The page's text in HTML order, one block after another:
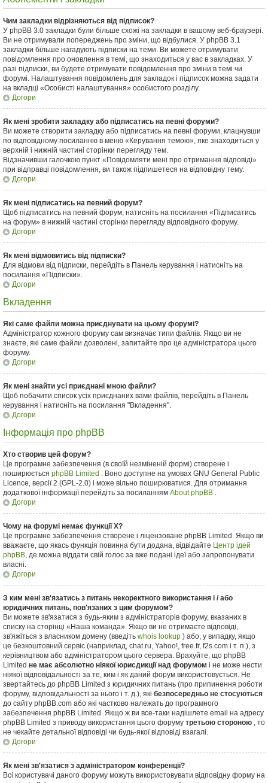
Чим закладки відрізняються від підписок?
У phpBB 3.0 закладки були більше схожі на закладки в вашому веб-браузері.
Ви не отримували попереджень про зміни, що відбулися. У phpBB 3.1
закладки більше нагадують підписки на теми. Ви можете отримувати
повідомлення про оновлення в темі, що знаходиться у вас в закладках. У
разі підписки, ви будете отримувати повідомлення про зміни в темі чи
форумі. Налаштування повідомлень для закладок і підписок можна задати
на вкладці «Особисті налаштування» особистого розділу.
Догори
Як мені зробити закладку або підписатись на певні форуми?
Ви можете створити закладку або підписатись на певні форуми, клацнувши
по відповідному посиланню в меню «Керування темою», яке знаходиться у
верхній і нижній частині сторінки перегляду тем.
Відзначивши галочкою пункт «Повідомляти мені про отримання відповіді»
при відправці повідомлення, ви також підпишетеся на відповідну тему.
Догори
Як мені підписатись на певний форум?
Щоб підписатись на певний форум, натисніть на посилання «Підписатись
на форум» в нижній частині сторінки перегляду відповідного форуму.
Догори
Як мені відмовитись від підписки?
Для відмови від підписки, перейдіть в Панель керування і натисніть на
посилання «Підписки».
Догори
Вкладення
Які саме файли можна приєднувати на цьому форумі?
Адміністратор кожного форуму сам визначає типи файлів. Якщо ви не
знаєте, які саме файли дозволені, запитайте про це адміністратора цього
форуму.
Догори
Як мені знайти усі приєднані мною файли?
Щоб побачити список усіх приєднаних вами файлів, перейдіть в Панель
керування і натисніть на посилання "Вкладення".
Догори
Інформація про phpBB
Хто створив цей форум?
Це програмне забезпечення (в своїй незміненій формі) створене і
поширюється phpBB Limited . Воно доступне на умовах GNU General Public
Licence, версії 2 (GPL-2.0) і може вільно поширюватися. Для отримання
додаткової інформації перейдіть за посиланням About phpBB .
Догори
Чому на форумі немає функції X?
Це програмне забезпечення створене і ліцензоване phpBB Limited. Якщо ви
вважаєте, що якась функція повинна бути додана, відвідайте Центр ідей
phpBB, де можна віддати свій голос за вже подані ідеї або запропонувати
власні.
Догори
З ким мені зв'язатись з питань некоректного використання і / або
юридичних питань, пов'язаних з цим форумом?
Ви можете зв'язатися з будь-яким з адміністраторів форуму, вказаних в
списку на сторінці «Наша команда». Якщо ви не отримаєте відповіді,
зв'яжіться з власником домену (введіть whois lookup ) або, у випадку, якщо
це безкоштовний сервіс (наприклад, chat.ru, Yahoo!, free.fr, f2s.com і т. п.), з
керівництвом або адміністратором цього сервера. Врахуйте, що phpBB
Limited не має абсолютно ніякої юрисдикції над форумом і не може нести
ніякої відповідальності за те, ким і як даний форум використовується. Не
звертайтесь до phpBB Limited з юридичних питань (про припинення роботи
форуму, відповідальності за нього і т. д.), які безпосередньо не стосуються
до сайту phpBB.com або які частково належать до програмного
забезпечення phpBB Limited. Якщо ж ви все-таки надішлете email на адресу
phpBB Limited з приводу використання цього форуму третьою стороною , то
не чекайте детальної відповіді чи будь-якої відповіді взагалі.
Догори
Як мені зв'язатися з адміністратором конференції?
Всі користувачі даного форуму можуть використовувати відповідну форму на